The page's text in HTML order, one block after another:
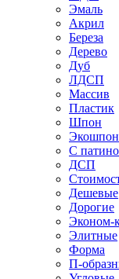
Эмаль
Акрил
Береза
Дерево
Дуб
ЛДСП
Массив
Пластик
Шпон
Экошпон
С
ДСП
Дешевые
Дорогие
Эконом-
Элитные
Форма
П-